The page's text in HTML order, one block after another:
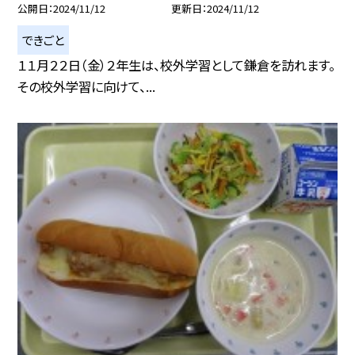
公開日 2024/11/12 更新日 2024/11/12
できごと
１１月２２日（金）２年生は、校外学習として鎌倉を訪れます。
その校外学習に向けて、...